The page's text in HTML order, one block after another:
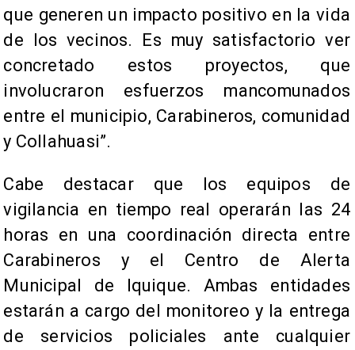
que generen un impacto positivo en la vida
de los vecinos. Es muy satisfactorio ver
concretado estos proyectos, que
involucraron esfuerzos mancomunados
entre el municipio, Carabineros, comunidad
y Collahuasi”.
Cabe destacar que los equipos de
vigilancia en tiempo real operarán las 24
horas en una coordinación directa entre
Carabineros y el Centro de Alerta
Municipal de Iquique. Ambas entidades
estarán a cargo del monitoreo y la entrega
de servicios policiales ante cualquier